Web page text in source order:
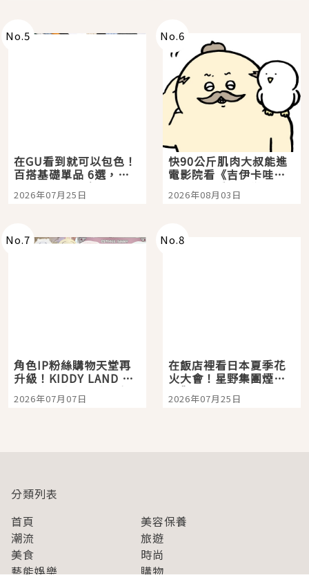
No.5
在GU看到就可以包色！
百搭基礎單品 6選，閉
眼全收也不心疼
2026年07月25日
No.6
快90公斤肌肉大叔能進
電影院看《吉伊卡哇》
嗎？日本重金屬樂團
「打首」會長與nagano
2026年08月03日
No.7
角色IP粉絲購物天堂再
升級！KIDDY LAND 原
宿店吉伊卡哇迎客，新
開幕 OMOKADO 店3分
2026年07月07日
No.8
在飯店裡看日本夏季花
火大會！星野集團煙火
景觀飯店6選，讓你不用
人擠人悠閒欣賞
2026年07月25日
分類列表
首頁
美容保養
潮流
旅遊
美食
時尚
藝能娛樂
購物